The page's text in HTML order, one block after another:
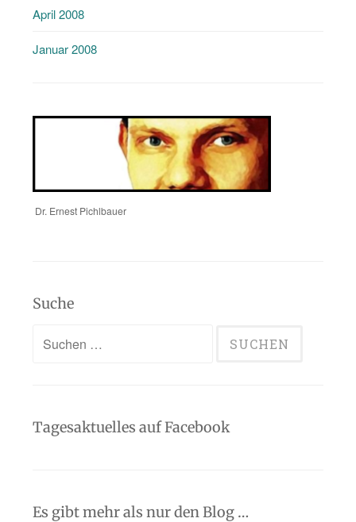
April 2008
Januar 2008
Dr. Ernest Pichlbauer
Suche
Suchen
Tagesaktuelles auf Facebook
Es gibt mehr als nur den Blog …